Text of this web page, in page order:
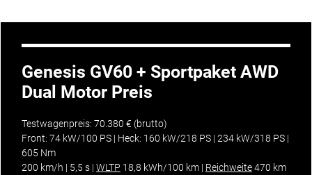
Genesis GV60 + Sportpaket AWD
Dual Motor Preis
Testwagenpreis: 70.380 € (brutto)
Front: 74 kW/100 PS | Heck: 160 kW/218 PS | 234 kW/318 PS |
605 Nm
200 km/h | 5,5 s | WLTP 18,8 kWh/100 km | Reichweite470 km